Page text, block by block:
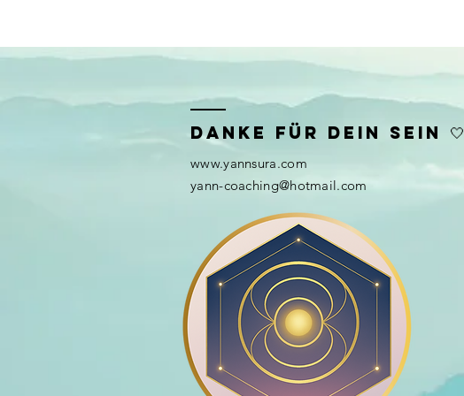
Danke für dein Sein 🤍
www.yannsura.com
yann-coaching@hotmail.com